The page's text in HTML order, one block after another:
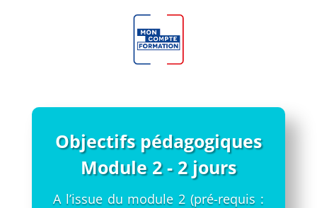
Objectifs pédagogiques
Module 2 - 2 jours
A l’issue du module 2 (pré-requis :